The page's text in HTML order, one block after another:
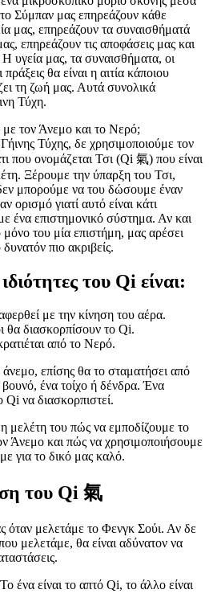
Σύμπαν μας επηρεάζουν κάθε
μας, επηρεάζουν τα συναισθήματά
επηρεάζουν τις αποφάσεις μας και
Η υγεία μας, τα συναισθήματα, οι
θα είναι η αιτία κάποιου
τη ζωή μας. Αυτά συνολικά
Τύχη.
με τον Άνεμο και το Νερό;
Τύχης, δε χρησιμοποιούμε τον
που ονομάζεται Τσι (Qi 氣) που είναι
Ξέρουμε την ύπαρξη του Τσι,
μπορούμε να του δώσουμε έναν
ορισμό γιατί αυτό είναι κάτι
ένα επιστημονικό σύστημα. Αν και
του μία επιστήμη, μας αρέσει
πιο ακριβείς.
του Qi είναι:
με την κίνηση του αέρα.
θα διασκορπίσουν το Qi.
από το Νερό.
επίσης θα το σταματήσει από
ένα τοίχο ή δένδρα. Ένα
να διασκορπιστεί.
μελέτη του πώς να εμποδίζουμε το
Άνεμο και πώς να χρησιμοποιήσουμε
για το δικό μας καλό.
του Qi 氣
όταν μελετάμε το Φενγκ Σούι. Αν δε
μελετάμε, θα είναι αδύνατον να
ένα είναι το απτό Qi, το άλλο είναι